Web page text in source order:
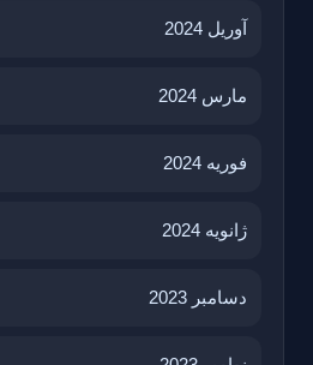
آوریل 2024
مارس 2024
فوریه 2024
ژانویه 2024
دسامبر 2023